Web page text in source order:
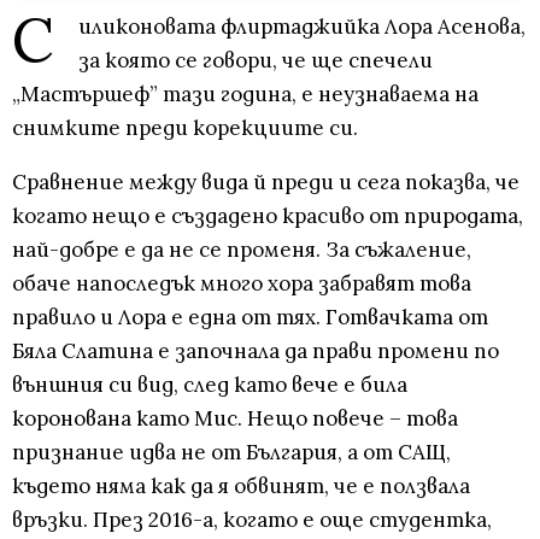
С
иликоновата флиртаджийка Лора Асенова,
за която се говори, че ще спечели
„Мастършеф” тази година, е неузнаваема на
снимките преди корекциите си.
Сравнение между вида й преди и сега показва, че
когато нещо е създадено красиво от природата,
най-добре е да не се променя. За съжаление,
обаче напоследък много хора забравят това
правило и Лора е една от тях. Готвачката от
Бяла Слатина е започнала да прави промени по
външния си вид, след като вече е била
коронована като Мис. Нещо повече – това
признание идва не от България, а от САЩ,
където няма как да я обвинят, че е ползвала
връзки. През 2016-а, когато е още студентка,